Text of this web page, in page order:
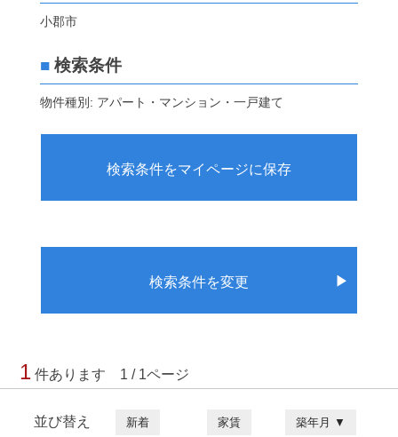
小郡市
■検索条件
物件種別: アパート・マンション・一戸建て
検索条件をマイページに保存
検索条件を変更 ▶
1 件あります 1 / 1ページ
並び替え 新着 家賃 築年月 ▼